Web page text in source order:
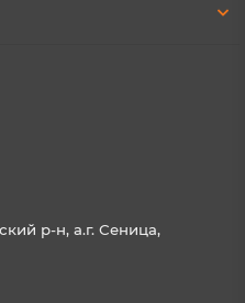
р-н, а.г. Сеница,